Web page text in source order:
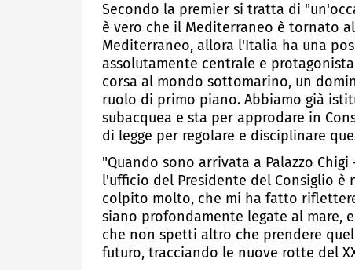
Secondo la premier si tratta di
è vero che il Mediterraneo è tornato
Mediterraneo, allora l'Italia ha una
assolutamente centrale e
corsa al mondo sottomarino, un
ruolo di primo piano. Abbiamo già
subacquea e sta per approdare in
di legge per regolare e disciplinare
"Quando sono arrivata a Palazzo
l'ufficio del Presidente del Consiglio è
colpito molto, che mi ha fatto
siano profondamente legate al mare,
che non spetti altro che prendere
futuro, tracciando le nuove rotte del